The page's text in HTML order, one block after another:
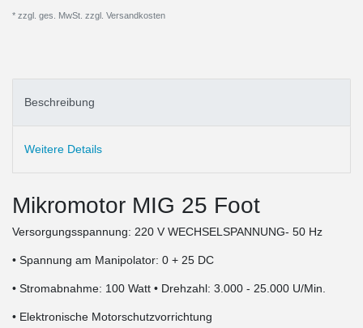
* zzgl. ges. MwSt. zzgl. Versandkosten
Beschreibung
Weitere Details
Mikromotor MIG 25 Foot
Versorgungsspannung: 220 V WECHSELSPANNUNG- 50 Hz
• Spannung am Manipolator: 0 + 25 DC
• Stromabnahme: 100 Watt • Drehzahl: 3.000 - 25.000 U/Min.
• Elektronische Motorschutzvorrichtung